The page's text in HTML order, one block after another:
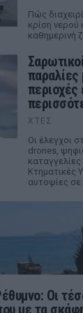
Πώς
κρίση νερού
καθημερινή
περιοχές
ΧΤΕΣ
Οι έλεγχοι
drones,
Κτηματικές
αυτοψίες
Οι
με τα